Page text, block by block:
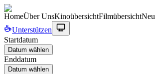
HomeÜber UnsKinoübersichtFilmübersichtNeu
Unterstützen
Startdatum
Datum wählen
Enddatum
Datum wählen